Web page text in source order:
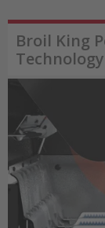
Broil King
Technology